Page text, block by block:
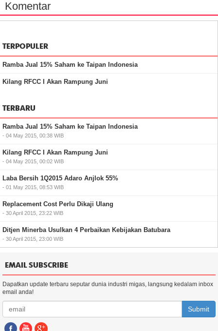
Komentar
TERPOPULER
Ramba Jual 15% Saham ke Taipan Indonesia
Kilang RFCC I Akan Rampung Juni
TERBARU
Ramba Jual 15% Saham ke Taipan Indonesia
- 04 May 2015, 00:38 WIB
Kilang RFCC I Akan Rampung Juni
- 04 May 2015, 00:02 WIB
Laba Bersih 1Q2015 Adaro Anjlok 55%
- 01 May 2015, 08:53 WIB
Replacement Cost Perlu Dikaji Ulang
- 30 April 2015, 23:22 WIB
Ditjen Minerba Usulkan 4 Perbaikan Kebijakan Batubara
- 30 April 2015, 23:00 WIB
EMAIL SUBSCRIBE
Dapatkan update terbaru seputar dunia industri migas, langsung kedalam inbox
email anda!
Submit